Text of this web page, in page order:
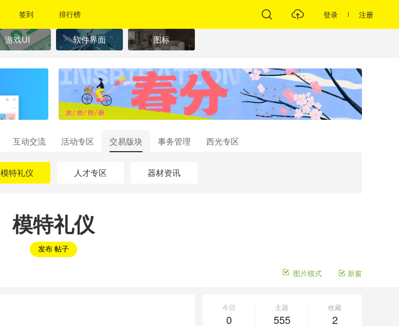
签到 排行榜 登录 注册
游戏UI 软件界面 图标
互动交流 活动专区 交易版块 事务管理 西光专区
模特礼仪 人才专区 器材资讯
模特礼仪
发布 帖子
新窗
图片模式
今日
0
主题
555
收藏
2